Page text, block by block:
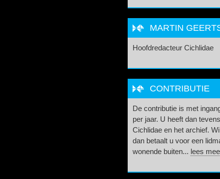
MARTIN
Hoofdredacteur Cichlidae
CONTRIBUTIE
De contributie is met
per jaar. U heeft dan
Cichlidae en het archief.
dan betaalt u voor een
wonende buiten... lees